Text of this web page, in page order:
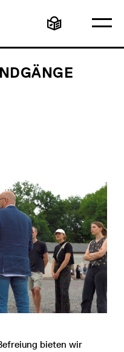
Leichte
Sprache
bieten wir